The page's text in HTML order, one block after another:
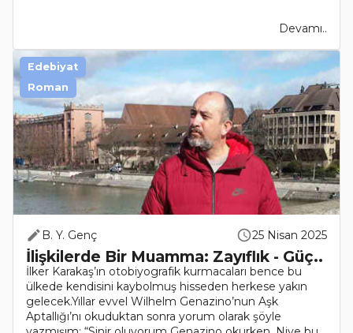
Devamı..
B. Y. Genç 25 Nisan 2025
İlişkilerde Bir Muamma: Zayıflık - Güç..
İlker Karakaş’ın otobiyografik kurmacaları bence bu
ülkede kendisini kaybolmuş hisseden herkese yakın
gelecek.Yıllar evvel Wilhelm Genazino’nun Aşk
Aptallığı’nı okuduktan sonra yorum olarak şöyle
Edebiyat
Roman